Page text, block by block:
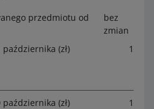
przedmiotu od
bez
zmian
(zł)
1
(zł) 1